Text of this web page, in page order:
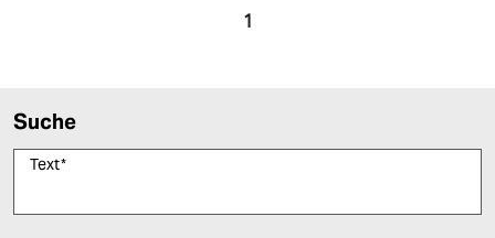
1
Suche
Text*